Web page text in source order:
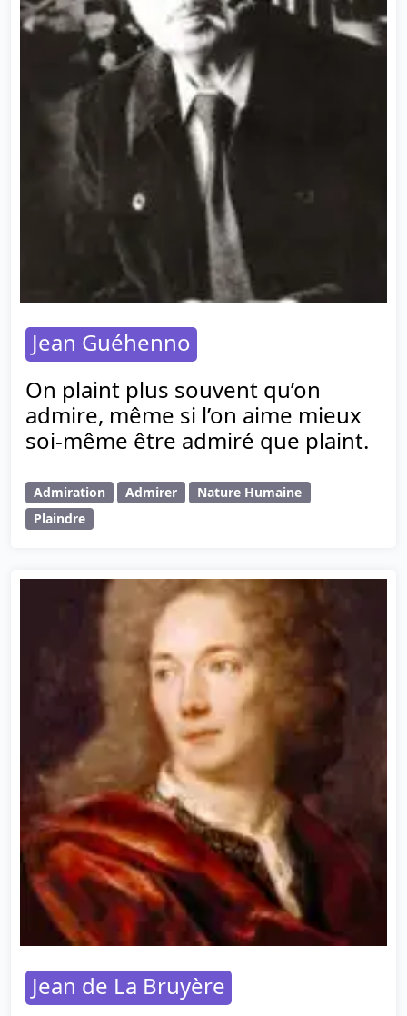
Jean Guéhenno
On plaint plus souvent qu’on
admire, même si l’on aime mieux
soi-même être admiré que plaint.
Admiration Admirer
Nature Humaine
Plaindre
Jean de La Bruyère